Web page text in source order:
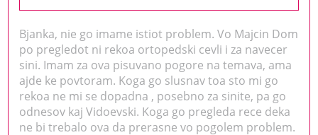
Bjanka, nie go imame istiot problem. Vo Majcin Dom
po pregledot ni rekoa ortopedski cevli i za navecer
sini. Imam za ova pisuvano pogore na temava, ama
ajde ke povtoram. Koga go slusnav toa sto mi go
rekoa ne mi se dopadna , posebno za sinite, pa go
odnesov kaj Vidoevski. Koga go pregleda rece deka
ne bi trebalo ova da prerasne vo pogolem problem.